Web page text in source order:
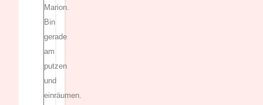
Marion.
Bin
gerade
am
putzen
und
einräumen.